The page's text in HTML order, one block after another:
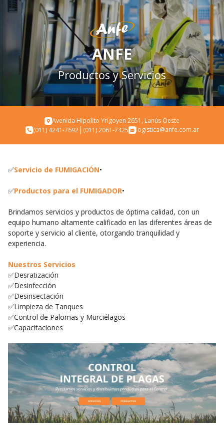
ANFE
Productos y Servicios
Avenida Hipolito Yrigoyen 2651, Lanús Oeste
(011) 4241-7692| (011) 2061-7425 logistica@anfe.com.ar
✅Servicio de FUMIGACIÓN•
✅Productos para el FUMIGADOR•
Brindamos servicios y productos de óptima calidad, con un
equipo humano altamente calificado en las diferentes áreas de
soporte y servicio al cliente, otorgando tranquilidad y
experiencia.
Nuestros Servicios
✅Desratización
✅Desinfección
✅Desinsectación
✅Limpieza de Tanques
✅Control de Palomas y Murciélagos
✅Capacitaciones